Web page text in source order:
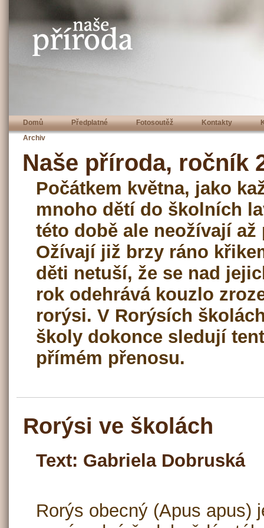
Domů Předplatné Fotosoutěž Kontakty
Archiv
Naše příroda, ročník
Počátkem května, jako
mnoho dětí do školních
této době ale neožívají
Ožívají již brzy ráno
děti netuší, že se nad
rok odehrává kouzlo
rorýsi. V Rorýsích
školy dokonce sledují
přímém přenosu.
Rorýsi ve školách
Text: Gabriela Dobruská
Rorýs obecný (Apus apus)